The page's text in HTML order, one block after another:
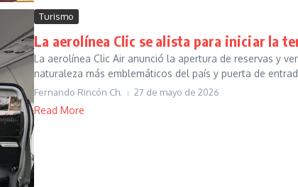
Turismo
La aerolínea Clic se alista para iniciar la
La aerolínea Clic Air anunció la apertura de reservas y
naturaleza más emblemáticos del país y puerta de
Fernando Rincón Ch. 27 de mayo de 2026
Read More